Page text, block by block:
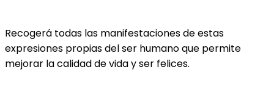
Recogerá todas las manifestaciones de estas
expresiones propias del ser humano que permite
mejorar la calidad de vida y ser felices.